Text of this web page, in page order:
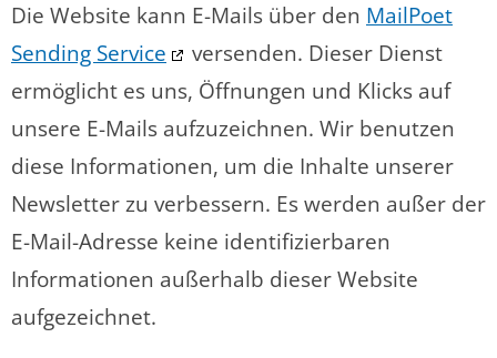
Die Website kann E-Mails über den MailPoet
Sending Service
versenden. Dieser Dienst
ermöglicht es uns, Öffnungen und Klicks auf
unsere E-Mails aufzuzeichnen. Wir benutzen
diese Informationen, um die Inhalte unserer
Newsletter zu verbessern. Es werden außer der
E-Mail-Adresse keine identifizierbaren
Informationen außerhalb dieser Website
aufgezeichnet.